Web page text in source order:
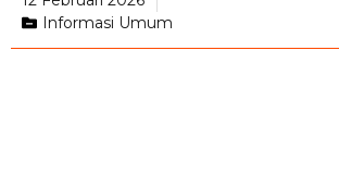
Informasi Umum